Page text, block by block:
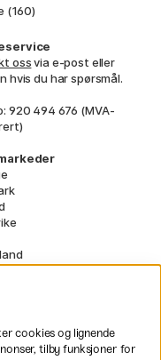
(160)
ossvia e-post eller
hvis du har spørsmål.
920 494 676 (MVA-
fraktvilkårgjelder for
varer.
cookies og lignende
tilby funksjoner for